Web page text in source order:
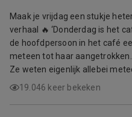
Maak je vrijdag een stukje
verhaal 🔥 ‘Donderdag is het
de hoofdpersoon in het café
meteen tot haar
Ze weten eigenlijk allebei
19.046 keer bekeken